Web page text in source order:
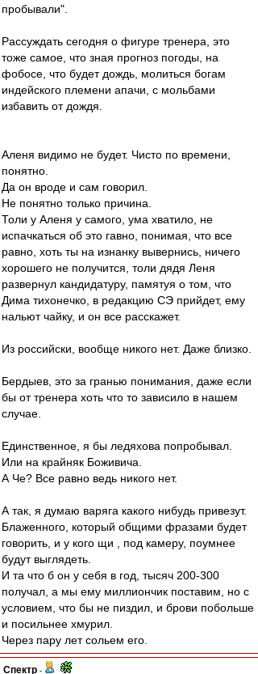
пробывали".
Рассуждать сегодня о фигуре тренера, это
тоже самое, что зная прогноз погоды, на
фобосе, что будет дождь, молиться богам
индейского племени апачи, с мольбами
избавить от дождя.
Аленя видимо не будет. Чисто по времени,
понятно.
Да он вроде и сам говорил.
Не понятно только причина.
Толи у Аленя у самого, ума хватило, не
испачкаться об это гавно, понимая, что все
равно, хоть ты на изнанку вывернись, ничего
хорошего не получится, толи дядя Леня
развернул кандидатуру, памятуя о том, что
Дима тихонечко, в редакцию СЭ прийдет, ему
нальют чайку, и он все расскажет.
Из российски, вообще никого нет. Даже близко.
Бердыев, это за гранью понимания, даже если
бы от тренера хоть что то зависило в нашем
случае.
Единственное, я бы ледяхова попробывал.
Или на крайняк Боживича.
А Че? Все равно ведь никого нет.
А так, я думаю варяга какого нибудь привезут.
Блаженного, который общими фразами будет
говорить, и у кого щи , под камеру, поумнее
будут выглядеть.
И та что б он у себя в год, тысяч 200-300
получал, а мы ему миллиончик поставим, но с
условием, что бы не пиздил, и брови побольше
и посильнее хмурил.
Через пару лет сольем его.
Спектр -